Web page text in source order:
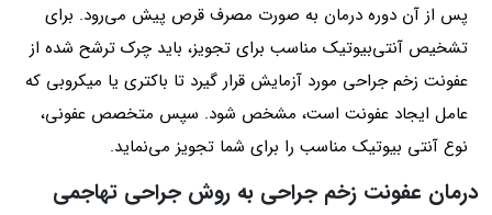
پس از آن دوره درمان به صورت مصرف قرص پیش می‌رود. برای
تشخیص آنتی‌بیوتیک مناسب برای تجویز، باید چرک ترشح شده از
عفونت زخم جراحی مورد آزمایش قرار گیرد تا باکتری یا میکروبی که
عامل ایجاد عفونت است، مشخص شود. سپس متخصص عفونی،
نوع آنتی بیوتیک مناسب را برای شما تجویز می‌نماید.
درمان عفونت زخم جراحی به روش جراحی تهاجمی